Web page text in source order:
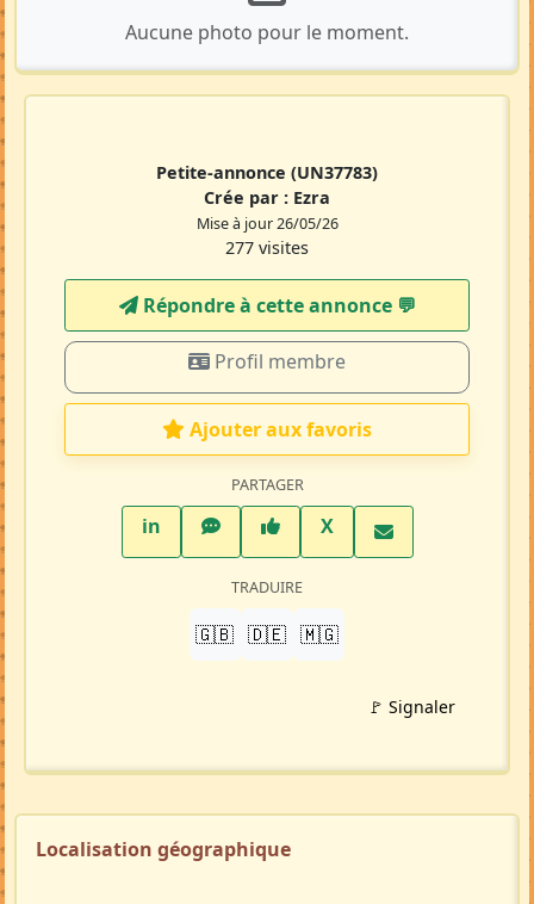
Aucune photo pour le moment.
Petite-annonce (UN37783)
Crée par : Ezra
Mise à jour 26/05/26
277 visites
Répondre à cette annonce 💬​
Profil membre
Ajouter aux favoris
PARTAGER
inLinkedInWhatsAppFacebook
XTwitter X
TRADUIRE
🇬🇧 🇩🇪 🇲🇬
🚩 Signaler
Localisation géographique